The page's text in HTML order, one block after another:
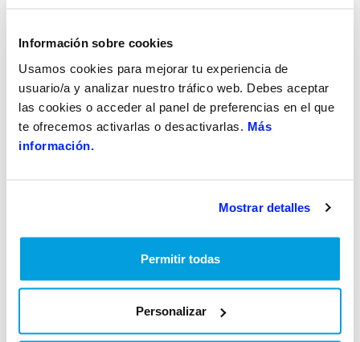
Información sobre cookies
Usamos cookies para mejorar tu experiencia de
usuario/a y analizar nuestro tráfico web. Debes aceptar
las cookies o acceder al panel de preferencias en el que
te ofrecemos activarlas o desactivarlas. Más
información.
Mostrar detalles
Permitir todas
Personalizar
sostenibles en pavimentos, introdujimos en este asfalto un
0,5% de plástico reciclado. Esta innovación se ha
traducido en el ahorro de 10 toneladas de plástico (60
millones de bolsas de plástico).